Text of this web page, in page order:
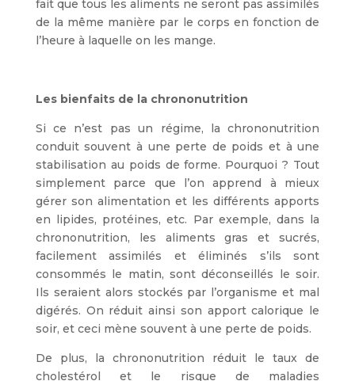
fait que tous les aliments ne seront pas assimilés
de la même manière par le corps en fonction de
l’heure à laquelle on les mange.
Les bienfaits de la chrononutrition
Si ce n’est pas un régime, la chrononutrition
conduit souvent à une perte de poids et à une
stabilisation au poids de forme. Pourquoi ? Tout
simplement parce que l’on apprend à mieux
gérer son alimentation et les différents apports
en lipides, protéines, etc. Par exemple, dans la
chrononutrition, les aliments gras et sucrés,
facilement assimilés et éliminés s’ils sont
consommés le matin, sont déconseillés le soir.
Ils seraient alors stockés par l’organisme et mal
digérés. On réduit ainsi son apport calorique le
soir, et ceci mène souvent à une perte de poids.
De plus, la chrononutrition réduit le taux de
cholestérol et le risque de maladies